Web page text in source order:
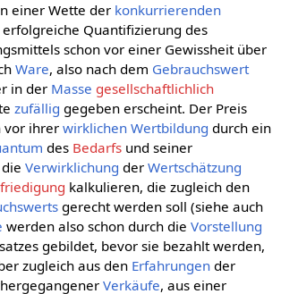
einer Wette der konkurrierenden
Quantifizierung des
schon vor einer Gewissheit über
Ware, also nach dem Gebrauchswert
in der Masse gesellschaftlichlich
zufällig gegeben erscheint. Der Preis
vor ihrer wirklichen Wertbildung durch ein
des Bedarfsund seiner
Verwirklichung der Wertschätzung
kalkulieren, die zugleich den
gerecht werden soll (siehe auch
werden also schon durch die Vorstellung
gebildet, bevor sie bezahlt werden,
zugleich aus den Erfahrungender
Verkäufe, aus einer